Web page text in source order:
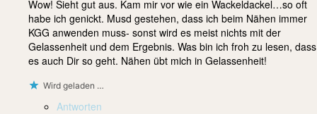
Wow! Sieht gut aus. Kam mir vor wie ein Wackeldackel…so oft
habe ich genickt. Musd gestehen, dass ich beim Nähen immer
KGG anwenden muss- sonst wird es meist nichts mit der
Gelassenheit und dem Ergebnis. Was bin ich froh zu lesen, dass
es auch Dir so geht. Nähen übt mich in Gelassenheit!
Wird geladen …
Antworten